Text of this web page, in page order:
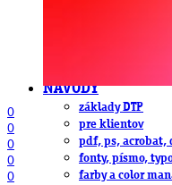
NÁVODY
základy DTP
pre klientov
pdf, ps, acrobat,
fonty, písmo,
farby a color
0
0
0
0
0